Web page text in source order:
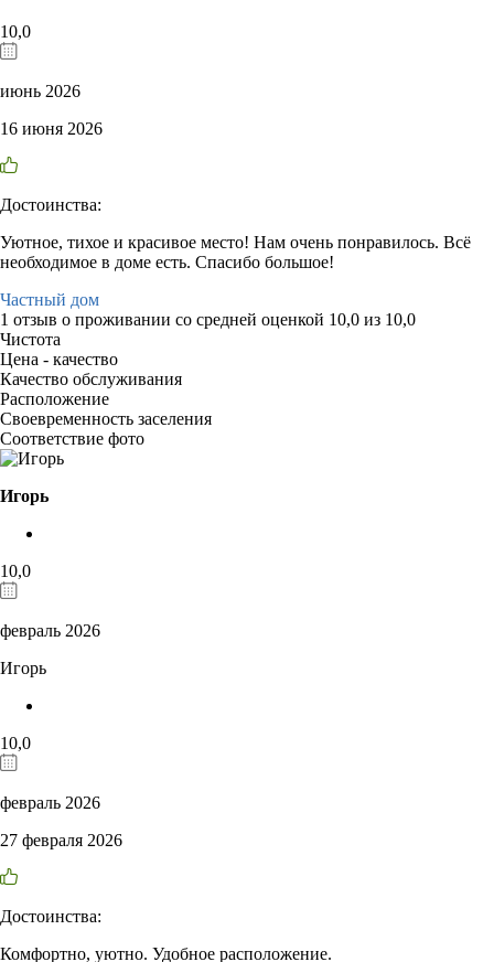
10,0
июнь 2026
16 июня 2026
Достоинства:
Уютное, тихое и красивое место! Нам очень понравилось. Всё
необходимое в доме есть. Спасибо большое!
Частный дом
1 отзыв о проживании со средней оценкой 10,0 из 10,0
Чистота
Цена - качество
Качество обслуживания
Расположение
Своевременность заселения
Соответствие фото
Игорь
10,0
февраль 2026
Игорь
10,0
февраль 2026
27 февраля 2026
Достоинства:
Комфортно, уютно. Удобное расположение.